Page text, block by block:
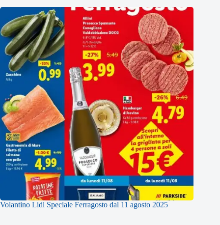
Volantino Lidl Speciale Ferragosto dal 11 agosto 2025